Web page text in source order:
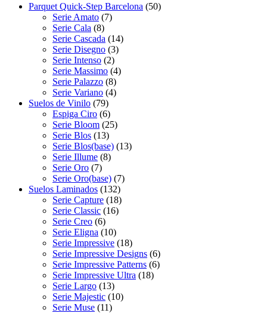
Parquet Quick-Step Barcelona (50)
Serie Amato (7)
Serie Cala (8)
Serie Cascada (14)
Serie Disegno (3)
Serie Intenso (2)
Serie Massimo (4)
Serie Palazzo (8)
Serie Variano (4)
Suelos de Vinilo (79)
Espiga Ciro (6)
Serie Bloom (25)
Serie Blos (13)
Serie Blos(base) (13)
Serie Illume (8)
Serie Oro (7)
Serie Oro(base) (7)
Suelos Laminados (132)
Serie Capture (18)
Serie Classic (16)
Serie Creo (6)
Serie Eligna (10)
Serie Impressive (18)
Serie Impressive Designs (6)
Serie Impressive Patterns (6)
Serie Impressive Ultra (18)
Serie Largo (13)
Serie Majestic (10)
Serie Muse (11)